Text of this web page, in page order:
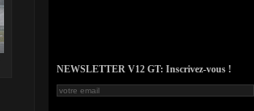
NEWSLETTER V12 GT: Inscrivez-vous !